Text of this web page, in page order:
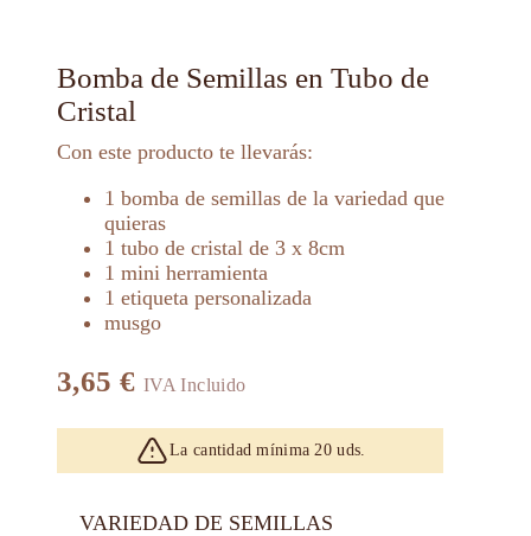
Bomba de Semillas en Tubo de
Cristal
Con este producto te llevarás:
1 bomba de semillas de la variedad que
quieras
1 tubo de cristal de 3 x 8cm
1 mini herramienta
1 etiqueta personalizada
musgo
3,65 € IVA Incluido
La cantidad mínima 20 uds.
VARIEDAD DE SEMILLAS